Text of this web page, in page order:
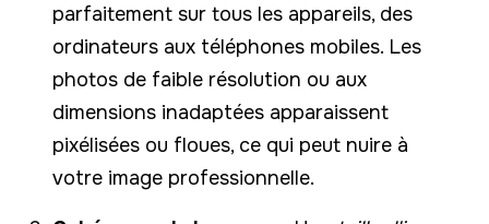
parfaitement sur tous les appareils, des
ordinateurs aux téléphones mobiles. Les
photos de faible résolution ou aux
dimensions inadaptées apparaissent
pixélisées ou floues, ce qui peut nuire à
votre image professionnelle.